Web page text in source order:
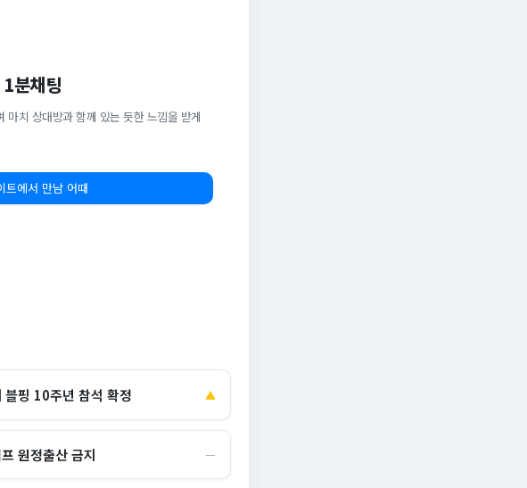
분채팅
마치 상대방과 함께 있는 듯한 느낌을 받게
트에서 만남 어때
블핑 10주년 참석 확정 ▲
원정출산 금지 ―